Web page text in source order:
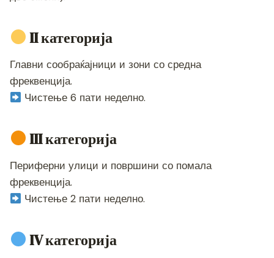
II категорија
Главни сообраќајници и зони со средна
фреквенција.
Чистење 6 пати неделно.
III категорија
Периферни улици и површини со помала
фреквенција.
Чистење 2 пати неделно.
IV категорија